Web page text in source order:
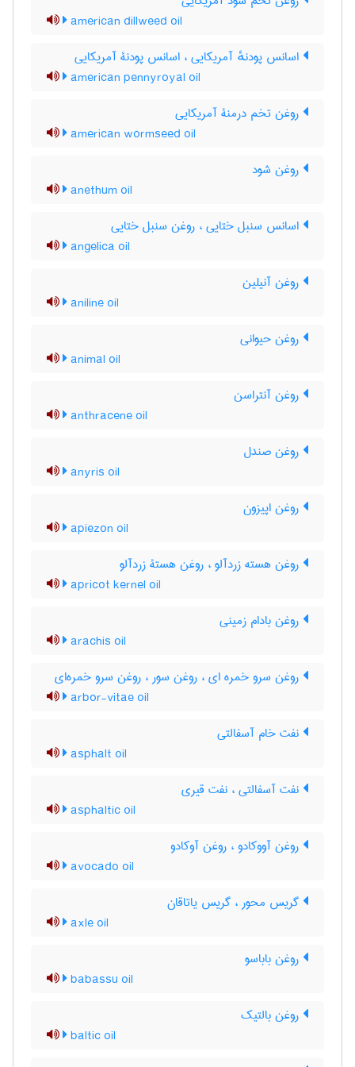
american dillweed oil
اسانس پودنهٔ آمریکایی ، اسانس پودنۀ آمریکایی
american pennyroyal oil
روغن تخم درمنۀ آمریکایی
american wormseed oil
روغن شود
anethum oil
اسانس سنبل ختایی ، روغن سنبل ختایی
angelica oil
روغن آنیلین
aniline oil
روغن حیوانی
animal oil
روغن آنتراسن
anthracene oil
روغن صندل
anyris oil
روغن اپیزون
apiezon oil
روغن هسته زردآلو ، روغن هستۀ زردآلو
apricot kernel oil
روغن بادام زمینی
arachis oil
روغن سرو خمره ای ، روغن سور ، روغن سرو خمره‌ای
arbor-vitae oil
نفت خام آسفالتی
asphalt oil
نفت آسفالتی ، نفت قیری
asphaltic oil
روغن آووکادو ، روغن آوکادو
avocado oil
گریس محور ، گریس یاتاقان
axle oil
روغن باباسو
babassu oil
روغن بالتیک
baltic oil